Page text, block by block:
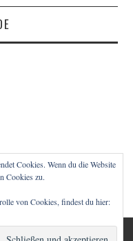
VORBEHALTEN.
Cookies. Wenn du die Website
Cookies zu.
von Cookies, findest du hier: